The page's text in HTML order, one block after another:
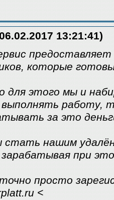
13:21:41)
которые
для этого мы и
работу,
за это
стать нашим
зарабатывая при
просто
<